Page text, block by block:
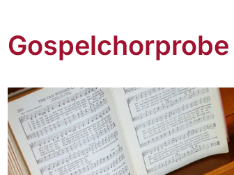
Gospelchorprobe